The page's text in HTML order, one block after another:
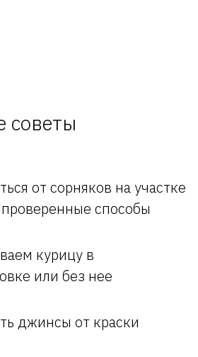
советы
от сорняков на участке
способы
курицу в
или без нее
джинсы от краски